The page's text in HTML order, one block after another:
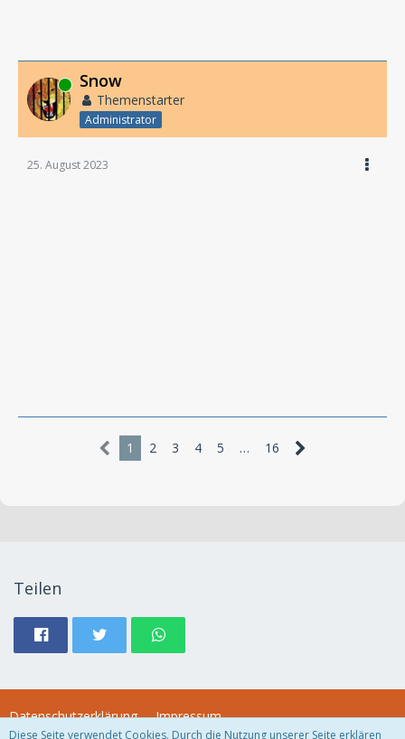
Online Snow
Themenstarter
Administrator
25. August 2023
1 2 3 4 5 … 16
Teilen
Datenschutzerklärung Impressum
Diese Seite verwendet Cookies. Durch die Nutzung unserer Seite erklären